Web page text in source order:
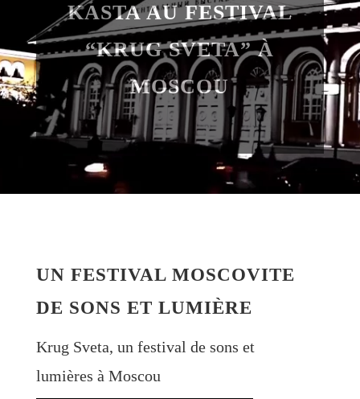
KASTA AU FESTIVAL
“KRUG SVETA” À
MOSCOU
UN FESTIVAL MOSCOVITE
DE SONS ET LUMIÈRE
Krug Sveta, un festival de sons et
lumières à Moscou